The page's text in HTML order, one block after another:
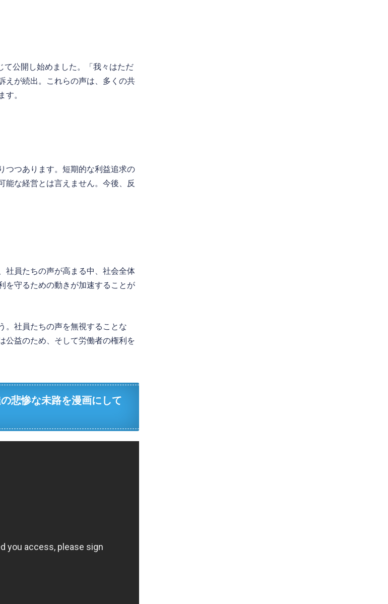
て公開し始めました。「我々はただ
えが続出。これらの声は、多くの共
。
つつあります。短期的な利益追求の
能な経営とは言えません。今後、反
社員たちの声が高まる中、社会全体
を守るための動きが加速することが
。社員たちの声を無視することな
公益のため、そして労働者の権利を
悲惨な未路を漫画にして